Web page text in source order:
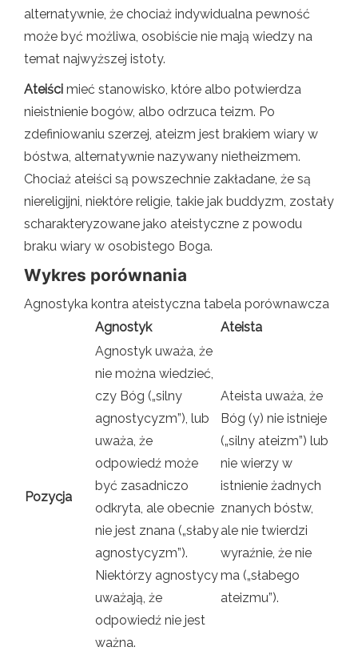
alternatywnie, że chociaż indywidualna pewność
może być możliwa, osobiście nie mają wiedzy na
temat najwyższej istoty.
Ateiści mieć stanowisko, które albo potwierdza
nieistnienie bogów, albo odrzuca teizm. Po
zdefiniowaniu szerzej, ateizm jest brakiem wiary w
bóstwa, alternatywnie nazywany nietheizmem.
Chociaż ateiści są powszechnie zakładane, że są
niereligijni, niektóre religie, takie jak buddyzm, zostały
scharakteryzowane jako ateistyczne z powodu
braku wiary w osobistego Boga.
Wykres porównania
Agnostyka kontra ateistyczna tabela porównawcza
Agnostyk
Ateista
Pozycja
Agnostyk uważa, że ​​
nie można wiedzieć,
czy Bóg („silny
agnostycyzm”), lub
uważa, że ​​
odpowiedź może
być zasadniczo
odkryta, ale obecnie
nie jest znana („słaby
agnostycyzm”).
Niektórzy agnostycy
uważają, że
odpowiedź nie jest
ważna.
Ateista uważa, że ​​
Bóg (y) nie istnieje
(„silny ateizm”) lub
nie wierzy w
istnienie żadnych
znanych bóstw,
ale nie twierdzi
wyraźnie, że nie
ma („słabego
ateizmu”).